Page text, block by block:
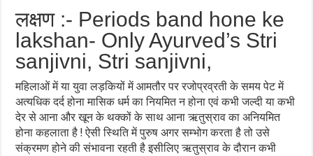
लक्षण :- Periods band hone ke
lakshan- Only Ayurved’s Stri
sanjivni, Stri sanjivni,
महिलाओं में या युवा लड़कियों में आमतौर पर रजोप्रव्रती के समय पेट में
अत्यधिक दर्द होना मासिक धर्म का नियमित न होना एवं कभी जल्दी या कभी
देर से आना और खून के थक्कों के साथ आना ऋतुस्राव का अनियमित
होना कहलाता है ! ऐसी स्थिति में पुरुष अगर सम्भोग करता है तो उसे
संक्रमण होने की संभावना रहती है इसीलिए ऋतुस्राव के दौरान कभी